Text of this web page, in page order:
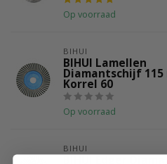
Op voorraad
BIHUI
BIHUI Lamellen
Diamantschijf 115
Korrel 60
Op voorraad
BIHUI